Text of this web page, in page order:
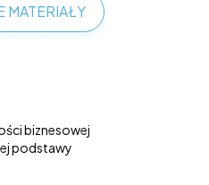
MATERIAŁY
biznesowej
podstawy